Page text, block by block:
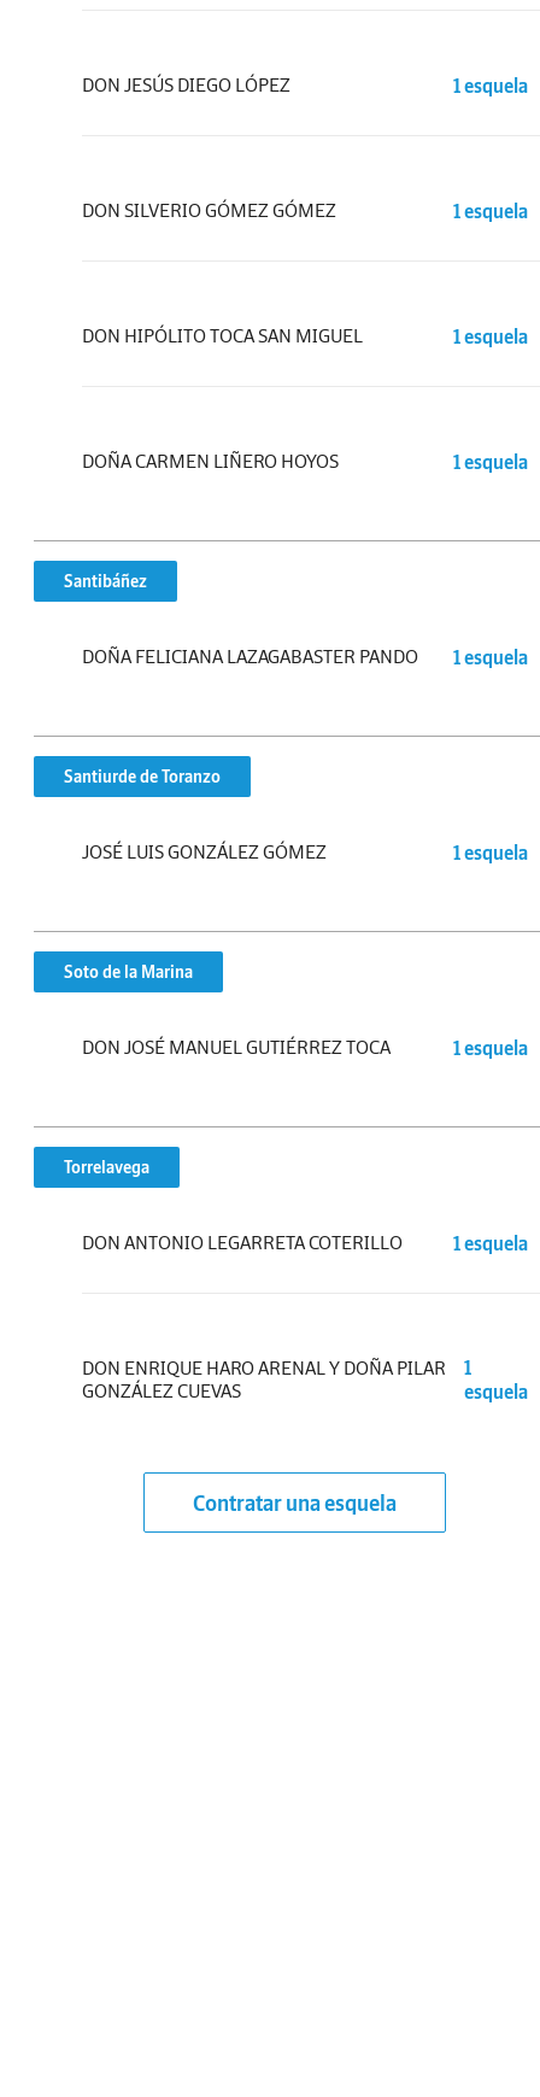
DON JESÚS DIEGO LÓPEZ 1 esquela
DON SILVERIO GÓMEZ GÓMEZ 1 esquela
DON HIPÓLITO TOCA SAN MIGUEL 1 esquela
DOÑA CARMEN LIÑERO HOYOS 1 esquela
Santibáñez
DOÑA FELICIANA LAZAGABASTER PANDO 1 esquela
Santiurde de Toranzo
JOSÉ LUIS GONZÁLEZ GÓMEZ 1 esquela
Soto de la Marina
DON JOSÉ MANUEL GUTIÉRREZ TOCA 1 esquela
Torrelavega
DON ANTONIO LEGARRETA COTERILLO 1 esquela
DON ENRIQUE HARO ARENAL Y DOÑA PILAR
GONZÁLEZ CUEVAS
1
esquela
Contratar una esquela